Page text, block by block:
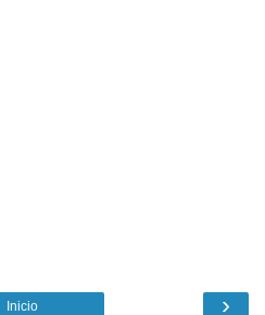
›
Inicio